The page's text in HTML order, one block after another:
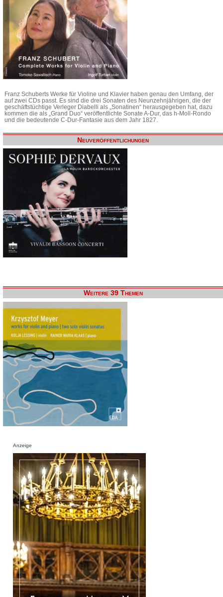
Franz Schuberts Werke für Violine und Klavier haben genau den Umfang, der
auf zwei CDs passt. Es sind die drei Sonaten des Neunzehnjährigen, die der
geschäftstüchtige Verleger Diabelli als „Sonatinen“ herausgegeben hat, dazu
kommen die als „Grand Duo“ veröffentlichte Sonate A-Dur, das h-Moll-Rondo
und die bedeutende C-Dur-Fantasie aus dem Jahr 1827.
Neuveröffentlichungen
Weitere 39 Themen
Anzeige